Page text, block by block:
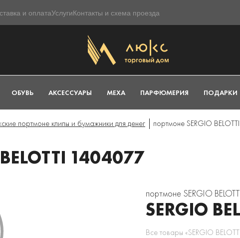
и оплатаУслугиКонтакты и схема проезда
ОБУВЬ АКСЕССУАРЫ МЕХА ПАРФЮМЕРИЯ ПОДАРКИ
портмоне клипы и бумажники для денег портмоне SERGIO
1404077
портмоне SERGIO
SERGIO
Все товары «SERGIO